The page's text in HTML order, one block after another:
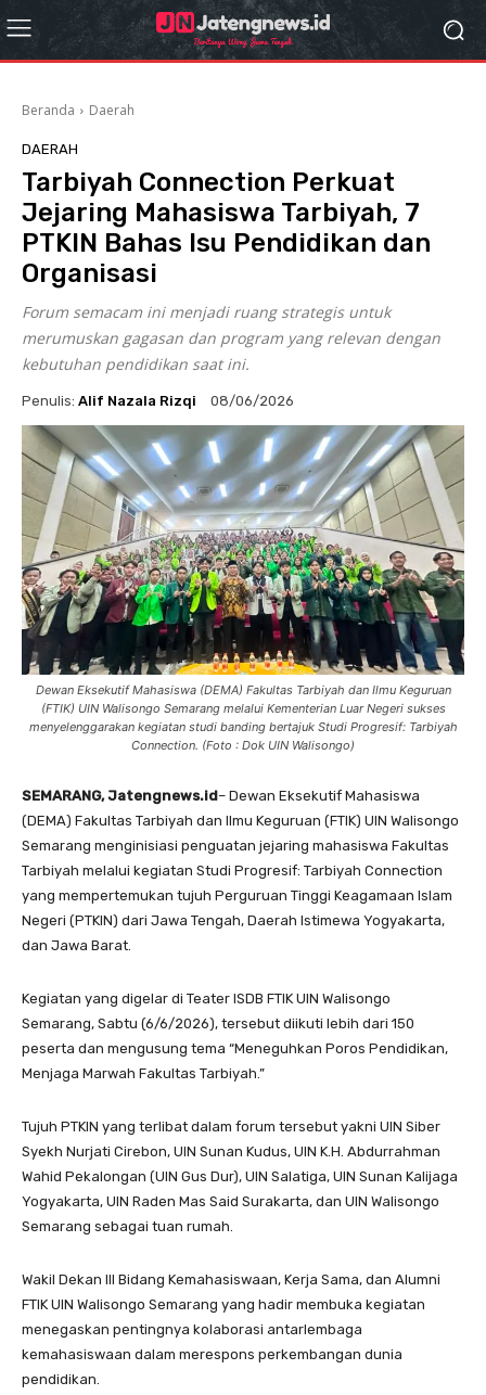
Beranda Daerah
DAERAH
Tarbiyah Connection Perkuat
Jejaring Mahasiswa Tarbiyah, 7
PTKIN Bahas Isu Pendidikan dan
Organisasi
Forum semacam ini menjadi ruang strategis untuk
merumuskan gagasan dan program yang relevan dengan
kebutuhan pendidikan saat ini.
Penulis: Alif Nazala Rizqi 08/06/2026
Dewan Eksekutif Mahasiswa (DEMA) Fakultas Tarbiyah dan Ilmu Keguruan
(FTIK) UIN Walisongo Semarang melalui Kementerian Luar Negeri sukses
menyelenggarakan kegiatan studi banding bertajuk Studi Progresif: Tarbiyah
Connection. (Foto : Dok UIN Walisongo)
SEMARANG, Jatengnews.id– Dewan Eksekutif Mahasiswa
(DEMA) Fakultas Tarbiyah dan Ilmu Keguruan (FTIK) UIN Walisongo
Semarang menginisiasi penguatan jejaring mahasiswa Fakultas
Tarbiyah melalui kegiatan Studi Progresif: Tarbiyah Connection
yang mempertemukan tujuh Perguruan Tinggi Keagamaan Islam
Negeri (PTKIN) dari Jawa Tengah, Daerah Istimewa Yogyakarta,
dan Jawa Barat.
Kegiatan yang digelar di Teater ISDB FTIK UIN Walisongo
Semarang, Sabtu (6/6/2026), tersebut diikuti lebih dari 150
peserta dan mengusung tema “Meneguhkan Poros Pendidikan,
Menjaga Marwah Fakultas Tarbiyah.”
Tujuh PTKIN yang terlibat dalam forum tersebut yakni UIN Siber
Syekh Nurjati Cirebon, UIN Sunan Kudus, UIN K.H. Abdurrahman
Wahid Pekalongan (UIN Gus Dur), UIN Salatiga, UIN Sunan Kalijaga
Yogyakarta, UIN Raden Mas Said Surakarta, dan UIN Walisongo
Semarang sebagai tuan rumah.
Wakil Dekan III Bidang Kemahasiswaan, Kerja Sama, dan Alumni
FTIK UIN Walisongo Semarang yang hadir membuka kegiatan
menegaskan pentingnya kolaborasi antarlembaga
kemahasiswaan dalam merespons perkembangan dunia
pendidikan.